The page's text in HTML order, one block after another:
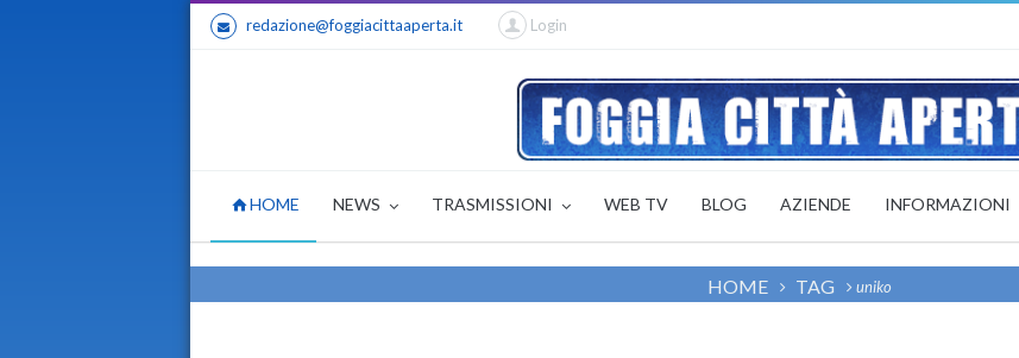
redazione@foggiacittaaperta.it Login
HOME NEWS TRASMISSIONI WEB TV BLOG AZIENDE INFORMAZIONI
HOME TAG uniko